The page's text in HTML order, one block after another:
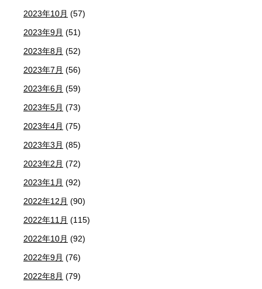
2023年10月 (57)
2023年9月 (51)
2023年8月 (52)
2023年7月 (56)
2023年6月 (59)
2023年5月 (73)
2023年4月 (75)
2023年3月 (85)
2023年2月 (72)
2023年1月 (92)
2022年12月 (90)
2022年11月 (115)
2022年10月 (92)
2022年9月 (76)
2022年8月 (79)